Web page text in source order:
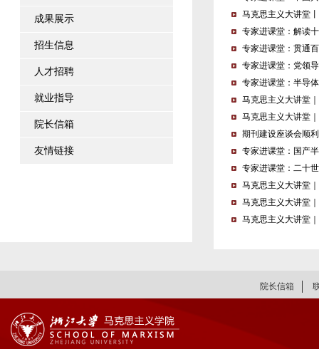
成果展示
招生信息
人才招聘
就业指导
院长信箱
友情链接
马克思主义大讲堂
专家进课堂：解读
专家进课堂：贯通
专家进课堂：党领
专家进课堂：半导
马克思主义大讲堂
马克思主义大讲堂
期刊建设座谈会顺
专家进课堂：国产
专家进课堂：二十
马克思主义大讲堂
马克思主义大讲堂
马克思主义大讲堂
院长信箱